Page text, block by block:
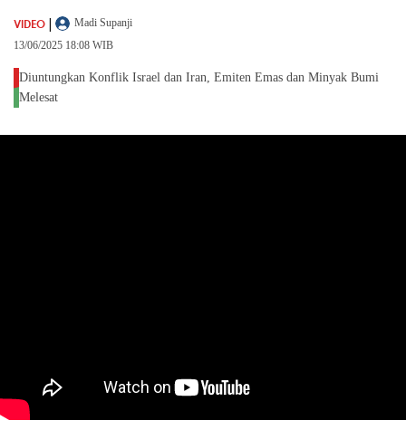
VIDEO |
Madi Supanji
13/06/2025 18:08 WIB
Diuntungkan Konflik Israel dan Iran, Emiten Emas dan Minyak Bumi
Melesat